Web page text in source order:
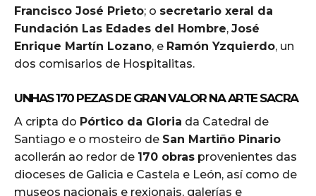
Francisco José Prieto; o secretario xeral da
Fundación Las Edades del Hombre, José
Enrique Martín Lozano, e Ramón Yzquierdo, un
dos comisarios de Hospitalitas.
UNHAS 170 PEZAS DE GRAN VALOR NA ARTE SACRA
A cripta do Pórtico da Gloria da Catedral de
Santiago e o mosteiro de San Martiño Pinario
acollerán ao redor de 170 obras provenientes das
dioceses de Galicia e Castela e León, así como de
museos nacionais e rexionais, galerías e